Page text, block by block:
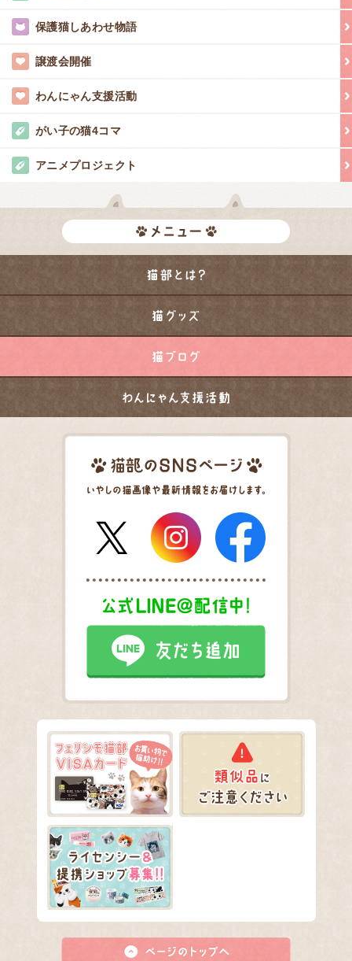
保護猫しあわせ物語
譲渡会開催
わんにゃん支援活動
がい子の猫4コマ
アニメプロジェクト